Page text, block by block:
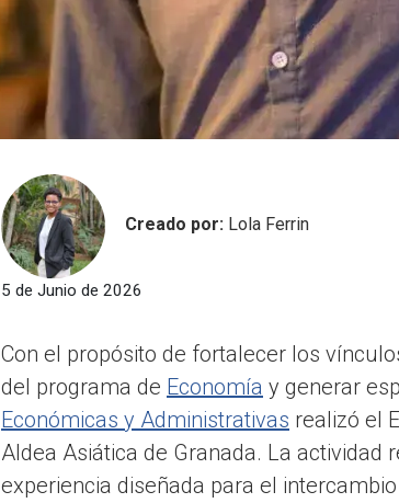
Creado por: Lola Ferrin
5 de Junio de 2026
Con el propósito de fortalecer los
del programa de Economía y generar
Económicas y Administrativas realizó el
Aldea Asiática de Granada. La
experiencia diseñada para el